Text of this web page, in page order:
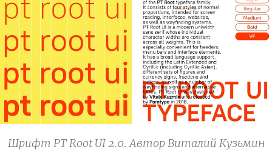
Шрифт PT Root UI 2.0. Автор Виталий Кузьмин